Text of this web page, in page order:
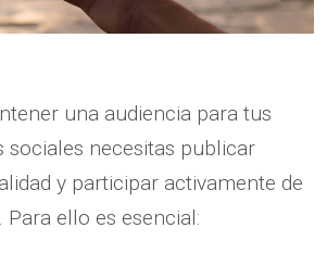
una audiencia para tus
sociales necesitas publicar
y participar activamente de
ello es esencial: